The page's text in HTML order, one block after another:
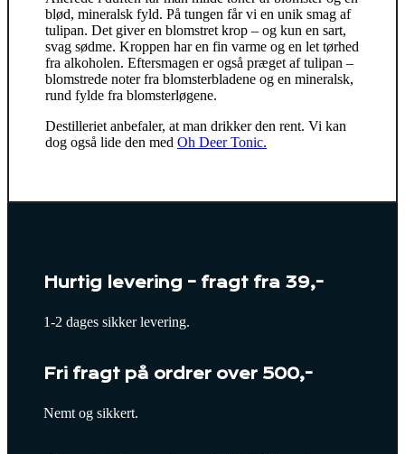
blød, mineralsk fyld. På tungen får vi en unik smag af
tulipan. Det giver en blomstret krop – og kun en sart,
svag sødme. Kroppen har en fin varme og en let tørhed
fra alkoholen. Eftersmagen er også præget af tulipan –
blomstrede noter fra blomsterbladene og en mineralsk,
rund fylde fra blomsterløgene.
Destilleriet anbefaler, at man drikker den rent. Vi kan
dog også lide den med Oh Deer Tonic.
Hurtig levering – fragt fra 39,-
1-2 dages sikker levering.
Fri fragt på ordrer over 500,-
Nemt og sikkert.